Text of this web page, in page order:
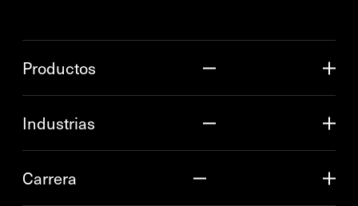
Productos
Industrias
Carrera